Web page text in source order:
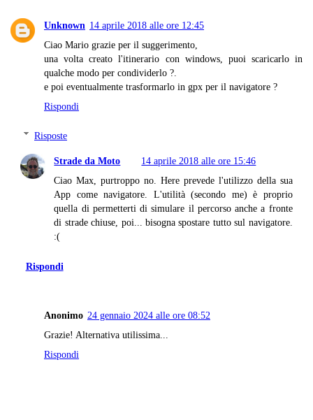
Unknown 14 aprile 2018 alle ore 12:45
Ciao Mario grazie per il suggerimento,
una volta creato l'itinerario con windows, puoi scaricarlo in
qualche modo per condividerlo ?.
e poi eventualmente trasformarlo in gpx per il navigatore ?
Rispondi
Risposte
Strade da Moto
14 aprile 2018 alle ore 15:46
Ciao Max, purtroppo no. Here prevede l'utilizzo della sua
App come navigatore. L'utilità (secondo me) è proprio
quella di permetterti di simulare il percorso anche a fronte
di strade chiuse, poi... bisogna spostare tutto sul navigatore.
:(
Rispondi
Anonimo 24 gennaio 2024 alle ore 08:52
Grazie! Alternativa utilissima...
Rispondi